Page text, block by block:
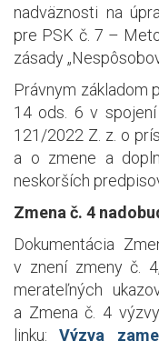
nadväznosti na
pre PSK č. 7 –
zásady
Právnym základom
14 ods. 6 v
121/2022 Z. z. o
a o zmene a
neskorších
Zmena č. 4
Dokumentácia
v znení zmeny č.
merateľných
a Zmena č. 4
linku:Výzva